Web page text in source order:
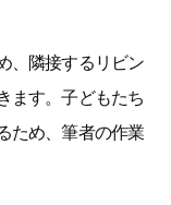
、隣接するリビン
ます。子どもたち
ため、筆者の作業